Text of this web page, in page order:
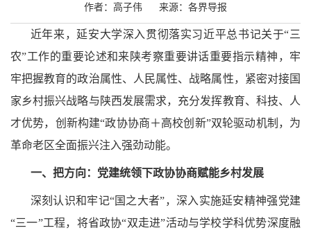
作者：高子伟 来源：各界导报
近年来，延安大学深入贯彻落实习近平总书记关于“三
农”工作的重要论述和来陕考察重要讲话重要指示精神，牢
牢把握教育的政治属性、人民属性、战略属性，紧密对接国
家乡村振兴战略与陕西发展需求，充分发挥教育、科技、人
才优势，创新构建“政协协商＋高校创新”双轮驱动机制，为
革命老区全面振兴注入强劲动能。
一、把方向：党建统领下政协协商赋能乡村发展
深刻认识和牢记“国之大者”，深入实施延安精神强党建
“三一”工程，将省政协“双走进”活动与学校学科优势深度融